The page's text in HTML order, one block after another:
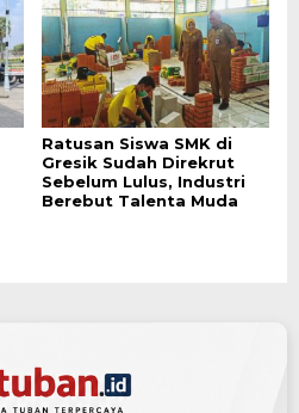
Ratusan Siswa SMK di
Gresik Sudah Direkrut
Sebelum Lulus, Industri
Berebut Talenta Muda